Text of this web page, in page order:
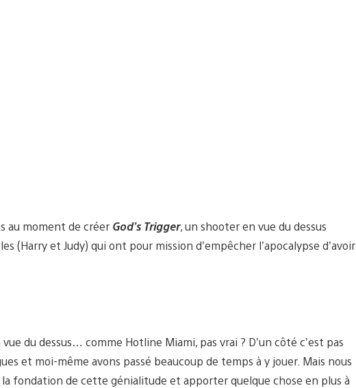
au moment de créer God’s Trigger, un shooter en vue du dessus
(Harry et Judy) qui ont pour mission d’empêcher l’apocalypse d’avoir
du dessus… comme Hotline Miami, pas vrai ? D’un côté c’est pas
et moi-même avons passé beaucoup de temps à y jouer. Mais nous
fondation de cette génialitude et apporter quelque chose en plus à